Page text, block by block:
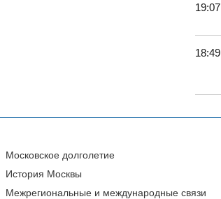
19:07
18:49
Московское долголетие
История Москвы
Межрегиональные и международные связи